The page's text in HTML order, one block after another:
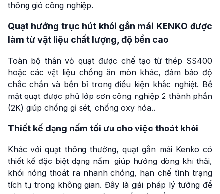
thông gió công nghiệp.
Quạt hướng trục hút khói gắn mái KENKO được
làm từ vật liệu chất lượng, độ bền cao
Toàn bộ thân vỏ quạt được chế tạo từ thép SS400
hoặc các vật liệu chống ăn mòn khác, đảm bảo độ
chắc chắn và bền bỉ trong điều kiện khắc nghiệt. Bề
mặt quạt được phủ lớp sơn công nghiệp 2 thành phần
(2K) giúp chống gỉ sét, chống oxy hóa..
Thiết kế dạng nấm tối ưu cho việc thoát khói
Khác với quạt thông thường, quạt gắn mái Kenko có
thiết kế đặc biệt dạng nấm, giúp hướng dòng khí thải,
khói nóng thoát ra nhanh chóng, hạn chế tình trạng
tích tụ trong không gian. Đây là giải pháp lý tưởng để